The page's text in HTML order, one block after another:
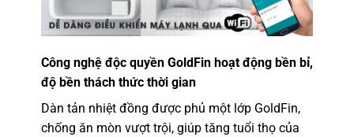
Công nghệ độc quyền GoldFin hoạt động bền bỉ,
độ bền thách thức thời gian
Dàn tản nhiệt đồng được phủ một lớp GoldFin,
chống ăn mòn vượt trội, giúp tăng tuổi thọ của